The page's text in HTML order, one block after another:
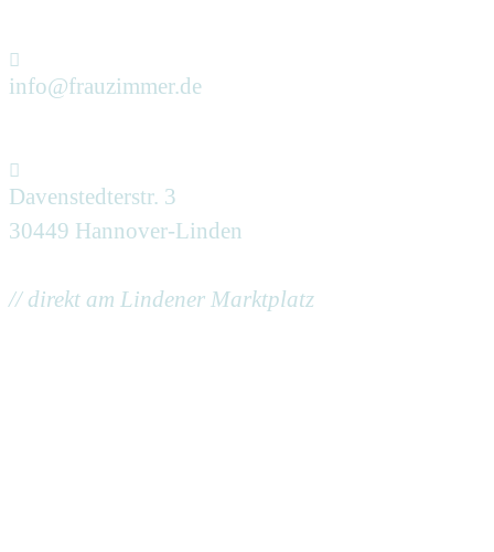
info@frauzimmer.de
Davenstedterstr. 3
30449 Hannover-Linden
// direkt am Lindener Marktplatz